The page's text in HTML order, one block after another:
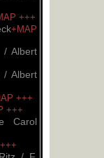
+++
+MAP
Albert
/ Albert
+++
+++
Carol
+++